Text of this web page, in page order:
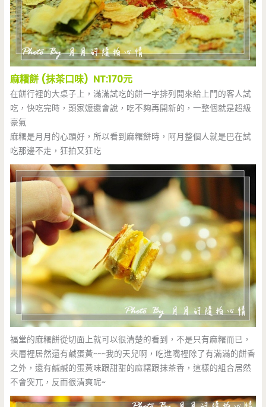
麻糬餅 (抹茶口味) NT:170元
在餅行裡的大桌子上，滿滿試吃的餅一字排列開來給上門的客人試
吃，快吃完時，頭家嬤還會說，吃不夠再開新的，一整個就是超級
豪氣
麻糬是月月的心頭好，所以看到麻糬餅時，阿月整個人就是巴在試
吃那邊不走，狂拍又狂吃
福堂的麻糬餅從切面上就可以很清楚的看到，不是只有麻糬而已，
夾層裡居然還有鹹蛋黃~~~我的天兒啊，吃進嘴裡除了有滿滿的餅香
之外，還有鹹鹹的蛋黃味跟甜甜的麻糬跟抹茶香，這樣的組合居然
不會突兀，反而很清爽呢~